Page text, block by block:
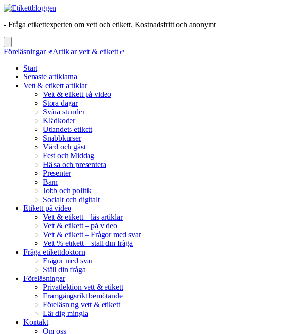
- Fråga etikettexperten om vett och etikett. Kostnadsfritt och anonymt
Föreläsningar
Artiklar vett & etikett
Start
Senaste artiklarna
Vett & etikett artiklar
Vett & etikett på video
Stora dagar
Svåra stunder
Klädkoder
Utlandets etikett
Snabbkurser
Värd och gäst
Fest och Middag
Hälsa och presentera
Presenter
Barn
Jobb och politik
Socialt och digitalt
Etikett på video
Vett & etikett – läs artiklar
Vett & etikett – på video
Vett & etikett – Frågor med svar
Vett % etikett – ställ din fråga
Fråga etikettdoktorn
Frågor med svar
Ställ din fråga
Föreläsningar
Privatlektion vett & etikett
Framgångsrikt bemötande
Föreläsning vett & etikett
Lär dig mingla
Kontakt
Om oss